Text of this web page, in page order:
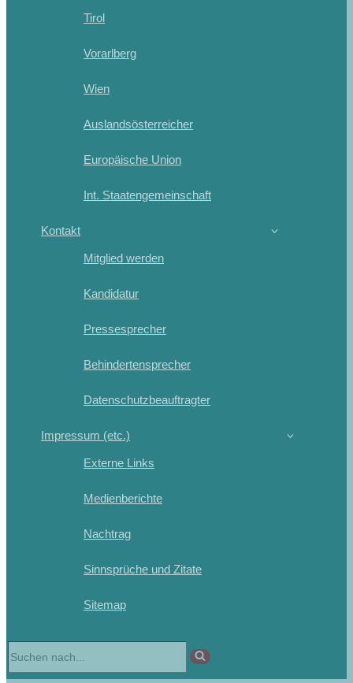
Tirol
Vorarlberg
Wien
Auslandsösterreicher
Europäische Union
Int. Staatengemeinschaft
Kontakt
Mitglied werden
Kandidatur
Pressesprecher
Behindertensprecher
Datenschutzbeauftragter
Impressum (etc.)
Externe Links
Medienberichte
Nachtrag
Sinnsprüche und Zitate
Sitemap